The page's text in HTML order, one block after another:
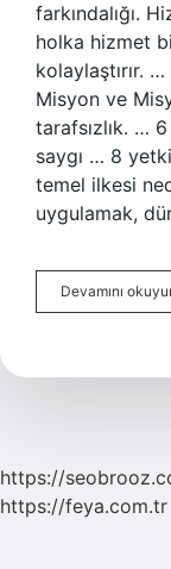
farkındalığı.
holka hizmet
kolaylaştırır.
Misyon ve
tarafsızlık. …
saygı … 8
temel ilkesi
uygulamak,
Devamını
https://
https://feya.com.tr